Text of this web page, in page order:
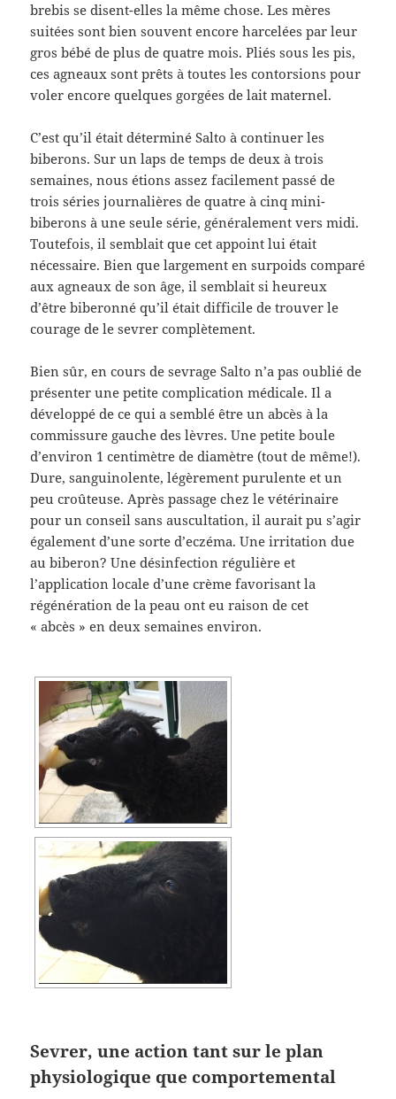
brebis se disent-elles la même chose. Les mères
suitées sont bien souvent encore harcelées par leur
gros bébé de plus de quatre mois. Pliés sous les pis,
ces agneaux sont prêts à toutes les contorsions pour
voler encore quelques gorgées de lait maternel.
C’est qu’il était déterminé Salto à continuer les
biberons. Sur un laps de temps de deux à trois
semaines, nous étions assez facilement passé de
trois séries journalières de quatre à cinq mini-
biberons à une seule série, généralement vers midi.
Toutefois, il semblait que cet appoint lui était
nécessaire. Bien que largement en surpoids comparé
aux agneaux de son âge, il semblait si heureux
d’être biberonné qu’il était difficile de trouver le
courage de le sevrer complètement.
Bien sûr, en cours de sevrage Salto n’a pas oublié de
présenter une petite complication médicale. Il a
développé de ce qui a semblé être un abcès à la
commissure gauche des lèvres. Une petite boule
d’environ 1 centimètre de diamètre (tout de même!).
Dure, sanguinolente, légèrement purulente et un
peu croûteuse. Après passage chez le vétérinaire
pour un conseil sans auscultation, il aurait pu s’agir
également d’une sorte d’eczéma. Une irritation due
au biberon? Une désinfection régulière et
l’application locale d’une crème favorisant la
régénération de la peau ont eu raison de cet
« abcès » en deux semaines environ.
Sevrer, une action tant sur le plan
physiologique que comportemental